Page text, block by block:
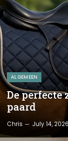
ALGEMEEN
De perfecte
paard
Chris July 14, 2026